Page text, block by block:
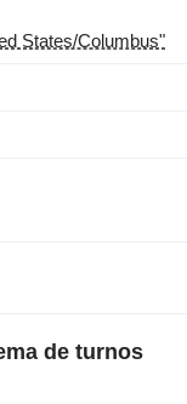
States/Columbus"
de turnos